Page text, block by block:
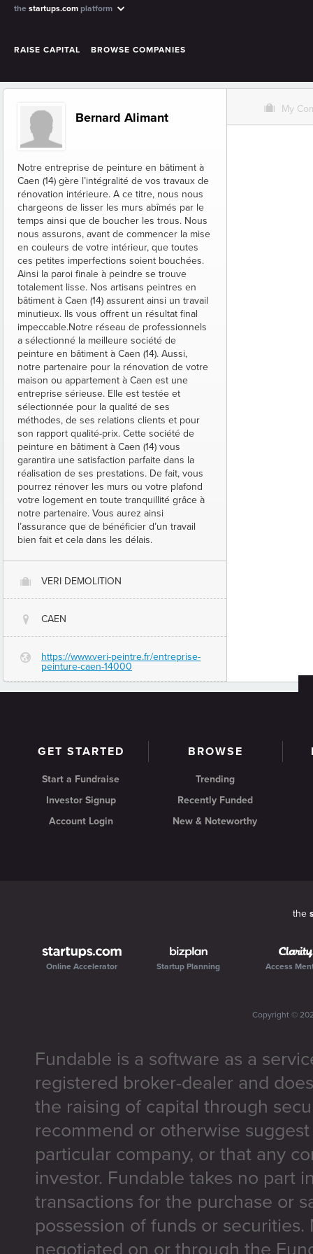
the startups.com platform
RAISE CAPITAL BROWSE COMPANIES
Bernard Alimant
Notre entreprise de peinture en bâtiment à
Caen (14) gère l’intégralité de vos travaux de
rénovation intérieure. A ce titre, nous nous
chargeons de lisser les murs abîmés par le
temps ainsi que de boucher les trous. Nous
nous assurons, avant de commencer la mise
en couleurs de votre intérieur, que toutes
ces petites imperfections soient bouchées.
Ainsi la paroi finale à peindre se trouve
totalement lisse. Nos artisans peintres en
bâtiment à Caen (14) assurent ainsi un travail
minutieux. Ils vous offrent un résultat final
impeccable.Notre réseau de professionnels
a sélectionné la meilleure société de
peinture en bâtiment à Caen (14). Aussi,
notre partenaire pour la rénovation de votre
maison ou appartement à Caen est une
entreprise sérieuse. Elle est testée et
sélectionnée pour la qualité de ses
méthodes, de ses relations clients et pour
son rapport qualité-prix. Cette société de
peinture en bâtiment à Caen (14) vous
garantira une satisfaction parfaite dans la
réalisation de ses prestations. De fait, vous
pourrez rénover les murs ou votre plafond
votre logement en toute tranquillité grâce à
notre partenaire. Vous aurez ainsi
l’assurance que de bénéficier d’un travail
bien fait et cela dans les délais.
O VERI DEMOLITION
@ CAEN
G
https://www.veri-peintre.fr/entreprise-
peinture-caen-14000
O My
GET STARTED
Start a Fundraise
Investor Signup
Account Login
BROWSE
Trending
Recently Funded
New & Noteworthy
the
Online Accelerator Startup Planning Access
Copyright ©
Fundable is a software as a
registered broker-dealer and
the raising of capital through
recommend or otherwise
particular company, or that any
investor. Fundable takes no part
transactions for the purchase or
possession of funds or